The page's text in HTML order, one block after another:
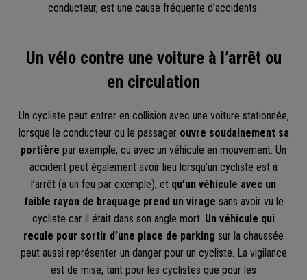
conducteur, est une cause fréquente d'accidents.
Un vélo contre une voiture à l’arrêt ou
en circulation
Un cycliste peut entrer en collision avec une voiture stationnée,
lorsque le conducteur ou le passager ouvre soudainement sa
portière par exemple, ou avec un véhicule en mouvement. Un
accident peut également avoir lieu lorsqu’un cycliste est à
l’arrêt (à un feu par exemple), et qu’un véhicule avec un
faible rayon de braquage prend un virage sans avoir vu le
cycliste car il était dans son angle mort. Un véhicule qui
recule pour sortir d’une place de parking sur la chaussée
peut aussi représenter un danger pour un cycliste. La vigilance
est de mise, tant pour les cyclistes que pour les